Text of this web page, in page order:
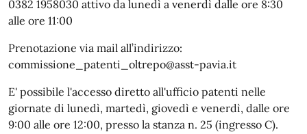
0382 1958030 attivo da lunedì a venerdì dalle ore 8:30
alle ore 11:00
Prenotazione via mail all’indirizzo:
commissione_patenti_oltrepo@asst-pavia.it
E' possibile l'accesso diretto all'ufficio patenti nelle
giornate di lunedì, martedì, giovedì e venerdì, dalle ore
9:00 alle ore 12:00, presso la stanza n. 25 (ingresso C).